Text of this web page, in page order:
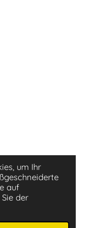
um Ihr
auf
der